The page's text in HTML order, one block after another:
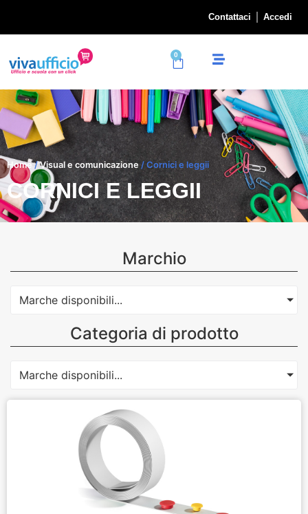
Contattaci Accedi
0
Home/Visual e comunicazione / Cornici e leggii
CORNICI E LEGGII
Marchio
Marche disponibili...
Categoria di prodotto
Marche disponibili...